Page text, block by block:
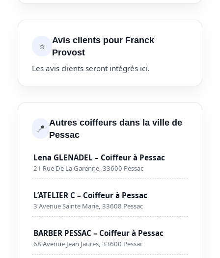
⭐
Avis clients pour Franck
Provost
Les avis clients seront intégrés ici.
📍 Autres coiffeurs dans la ville de
Pessac
Lena GLENADEL – Coiffeur à Pessac
21 Rue De La Garenne, 33600 Pessac
L’ATELIER C – Coiffeur à Pessac
3 Avenue Sainte Marie, 33608 Pessac
BARBER PESSAC – Coiffeur à Pessac
68 Avenue Jean Jaures, 33600 Pessac